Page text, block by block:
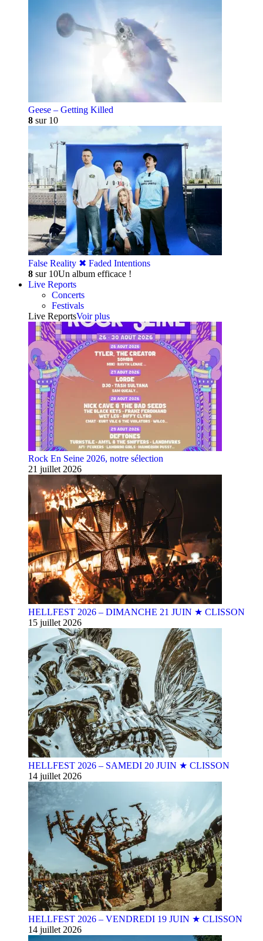
Geese – Getting Killed
8 sur 10
False Reality ✖︎ Faded Intentions
8 sur 10Un album efficace !
Live Reports
Concerts
Festivals
Live ReportsVoir plus
Rock En Seine 2026, notre sélection
21 juillet 2026
HELLFEST 2026 – DIMANCHE 21 JUIN ★ CLISSON
15 juillet 2026
HELLFEST 2026 – SAMEDI 20 JUIN ★ CLISSON
14 juillet 2026
HELLFEST 2026 – VENDREDI 19 JUIN ★ CLISSON
14 juillet 2026